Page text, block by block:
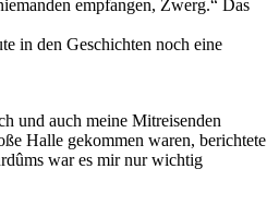
empfangen, Zwerg.“ Das
in den Geschichten noch eine
und auch meine Mitreisenden
Halle gekommen waren, berichtete
war es mir nur wichtig